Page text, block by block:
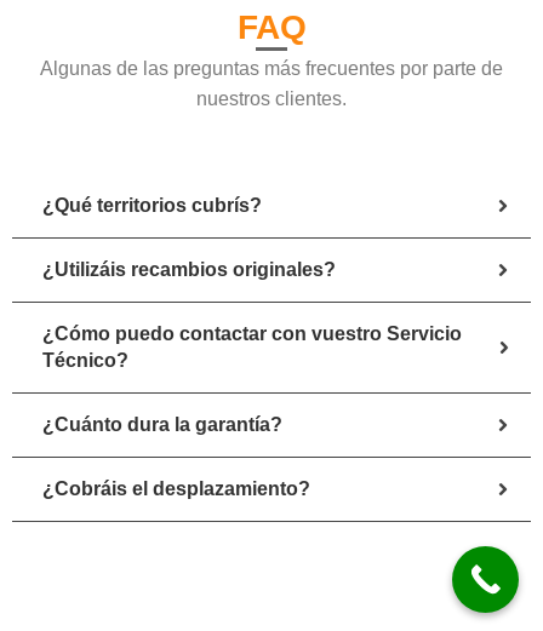
FAQ
Algunas de las preguntas más frecuentes por parte de
nuestros clientes.
¿Qué territorios cubrís?
¿Utilizáis recambios originales?
¿Cómo puedo contactar con vuestro Servicio
Técnico?
¿Cuánto dura la garantía?
¿Cobráis el desplazamiento?